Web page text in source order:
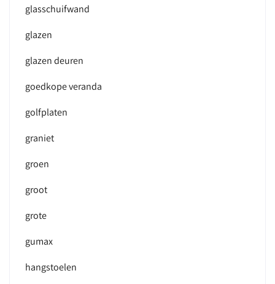
glasschuifwand
glazen
glazen deuren
goedkope veranda
golfplaten
graniet
groen
groot
grote
gumax
hangstoelen